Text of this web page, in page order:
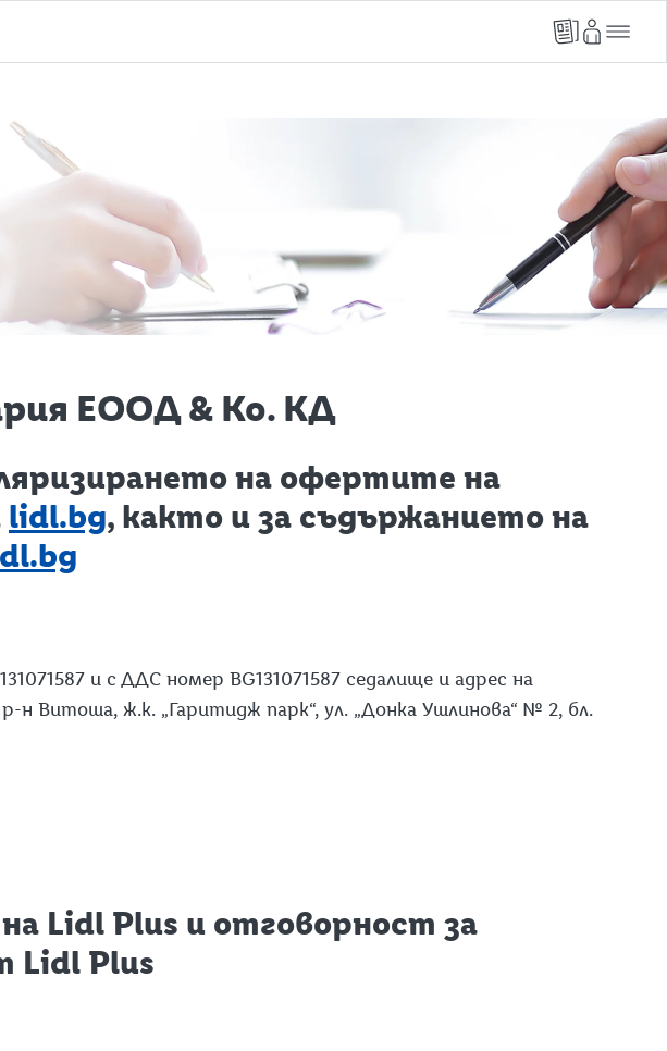
ЕООД & Ко. КД
на офертите на
lidl.bg, както и за съдържанието на
и с ДДС номер BG131071587 седалище и адрес на
н Витоша, ж.к. „Гаритидж парк“, ул. „Донка Ушлинова“ № 2, бл.
Lidl Plus и отговорност за
Lidl Plus